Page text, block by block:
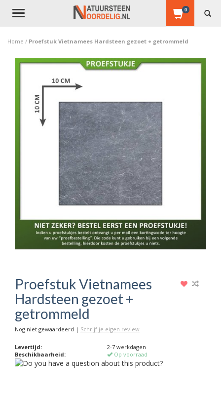
Toggle
0
Home / Proefstuk Vietnamees Hardsteen gezoet + getrommeld
Proefstuk Vietnamees
Hardsteen gezoet +
getrommeld
Nog niet gewaardeerd | Schrijf je eigen review
Levertijd:
2-7 werkdagen
Beschikbaarheid:
Op voorraad